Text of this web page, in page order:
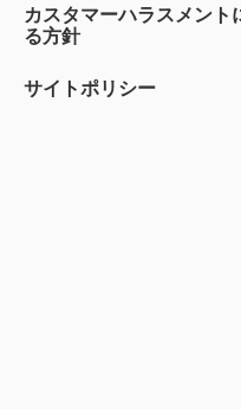
カスタマーハラスメント
る方針
サイトポリシー